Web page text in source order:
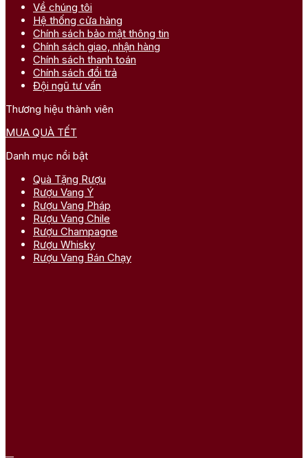
Về chúng tôi
Hệ thống cửa hàng
Chính sách bảo mật thông tin
Chính sách giao, nhận hàng
Chính sách thanh toán
Chính sách đổi trả
Đội ngũ tư vấn
Thương hiệu thành viên
MUA QUÀ TẾT
Danh mục nổi bật
Quà Tặng Rượu
Rượu Vang Ý
Rượu Vang Pháp
Rượu Vang Chile
Rượu Champagne
Rượu Whisky
Rượu Vang Bán Chạy